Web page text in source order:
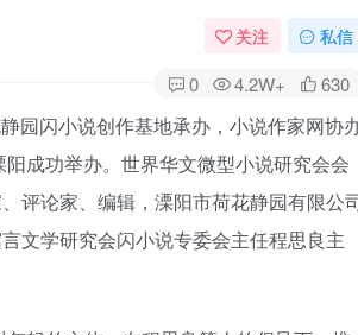
关注 私信
0 4.2W+ 630
园闪小说创作基地承办，小说作家网协
成功举办。世界华文微型小说研究会会
评论家、编辑，溧阳市荷花静园有限公
文学研究会闪小说专委会主任程思良主